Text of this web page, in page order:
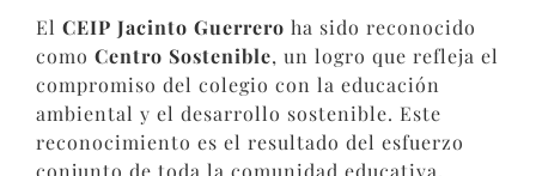
El CEIP Jacinto Guerrero ha sido reconocido
como Centro Sostenible, un logro que refleja el
compromiso del colegio con la educación
ambiental y el desarrollo sostenible. Este
reconocimiento es el resultado del esfuerzo
conjunto de toda la comunidad educativa,